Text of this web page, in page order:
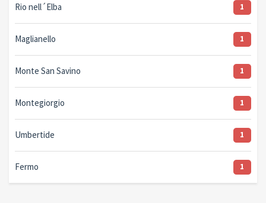
Rio nell´Elba 1
Maglianello 1
Monte San Savino 1
Montegiorgio 1
Umbertide 1
Fermo 1